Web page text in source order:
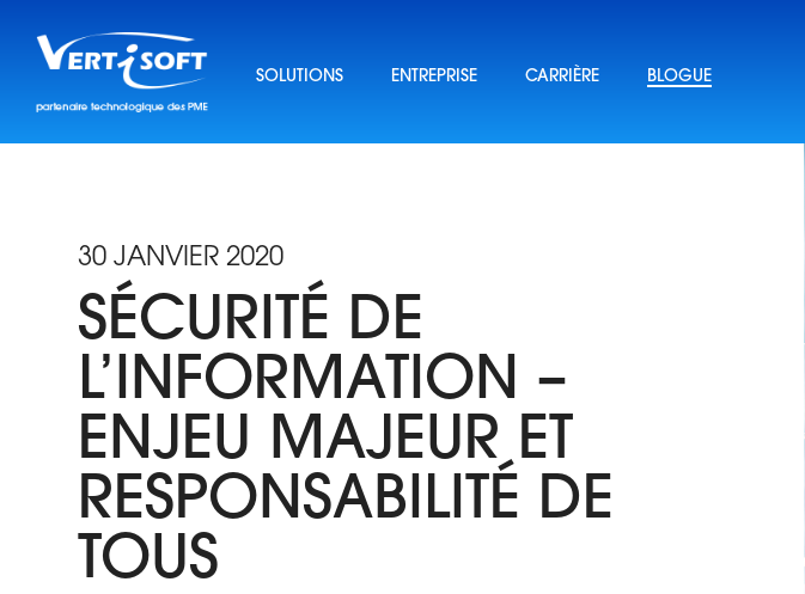
content
SOLUTIONS ENTREPRISE CARRIÈRE BLOGUE
30 JANVIER 2020
SÉCURITÉ DE
L’INFORMATION –
ENJEU MAJEUR ET
RESPONSABILITÉ DE
TOUS